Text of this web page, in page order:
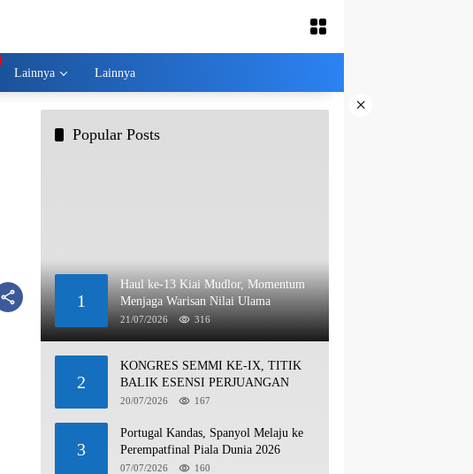
Lainnya Lainnya
×
Popular Posts
1
Haul ke-13 Kiai Mudlor, Momentum
Menjaga Warisan Nilai Ulama
21/07/2026 316
2
KONGRES SEMMI KE-IX, TITIK
BALIK ESENSI PERJUANGAN
20/07/2026 167
3
Portugal Kandas, Spanyol Melaju ke
Perempatfinal Piala Dunia 2026
07/07/2026 160